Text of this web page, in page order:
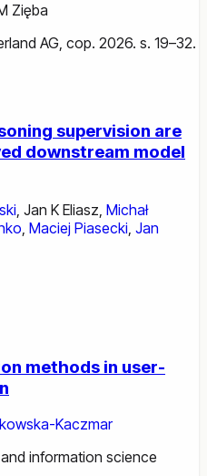
Zięba
AG, cop. 2026. s. 19–32.
supervision are
downstream model
Jan K Eliasz Michał
Maciej Piasecki Jan
methods in user-
Kaczmar
information science